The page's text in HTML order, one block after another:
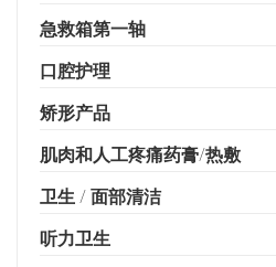
急救箱第一轴
口腔护理
矫形产品
肌肉和人工疼痛药膏/热敷
卫生 / 面部清洁
听力卫生